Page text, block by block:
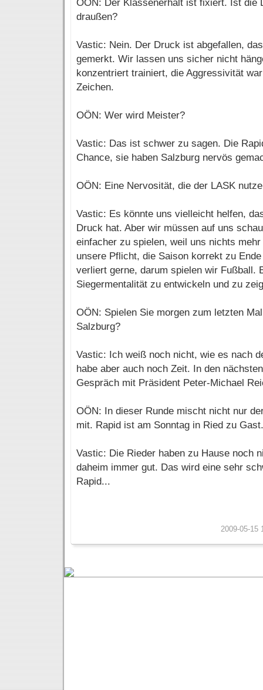
OÖN: Der Klassenerhalt ist fixiert. Ist die
draußen?
Vastic: Nein. Der Druck ist abgefallen,
gemerkt. Wir lassen uns sicher nicht
konzentriert trainiert, die Aggressivität
Zeichen.
OÖN: Wer wird Meister?
Vastic: Das ist schwer zu sagen. Die
Chance, sie haben Salzburg nervös
OÖN: Eine Nervosität, die der LASK
Vastic: Es könnte uns vielleicht helfen,
Druck hat. Aber wir müssen auf uns
einfacher zu spielen, weil uns nichts
unsere Pflicht, die Saison korrekt zu
verliert gerne, darum spielen wir Fußball.
Siegermentalität zu entwickeln und zu
OÖN: Spielen Sie morgen zum letzten
Salzburg?
Vastic: Ich weiß noch nicht, wie es nach
habe aber auch noch Zeit. In den
Gespräch mit Präsident Peter-Michael
OÖN: In dieser Runde mischt nicht nur
mit. Rapid ist am Sonntag in Ried zu Gast.
Vastic: Die Rieder haben zu Hause noch
daheim immer gut. Das wird eine sehr
Rapid...
2009-05-15